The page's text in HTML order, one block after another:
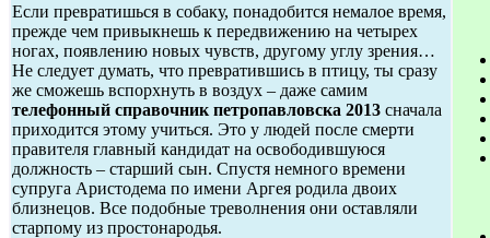
Если превратишься в собаку, понадобится немалое время,
прежде чем привыкнешь к передвижению на четырех
ногах, появлению новых чувств, другому углу зрения…
Не следует думать, что превратившись в птицу, ты сразу
же сможешь вспорхнуть в воздух – даже самим
телефонный справочник петропавловска 2013 сначала
приходится этому учиться. Это у людей после смерти
правителя главный кандидат на освободившуюся
должность – старший сын. Спустя немного времени
супруга Аристодема по имени Аргея родила двоих
близнецов. Все подобные треволнения они оставляли
старпому из простонародья.